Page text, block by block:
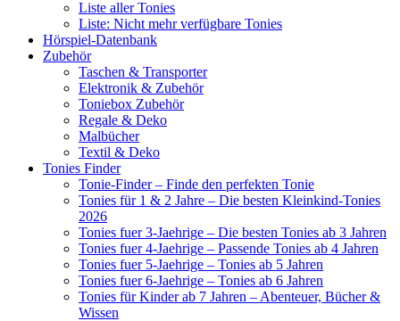
Liste aller Tonies
Liste: Nicht mehr verfügbare Tonies
Hörspiel-Datenbank
Zubehör
Taschen & Transporter
Elektronik & Zubehör
Toniebox Zubehör
Regale & Deko
Malbücher
Textil & Deko
Tonies Finder
Tonie-Finder – Finde den perfekten Tonie
Tonies für 1 & 2 Jahre – Die besten Kleinkind-Tonies
2026
Tonies fuer 3-Jaehrige – Die besten Tonies ab 3 Jahren
Tonies fuer 4-Jaehrige – Passende Tonies ab 4 Jahren
Tonies fuer 5-Jaehrige – Tonies ab 5 Jahren
Tonies fuer 6-Jaehrige – Tonies ab 6 Jahren
Tonies für Kinder ab 7 Jahren – Abenteuer, Bücher &
Wissen